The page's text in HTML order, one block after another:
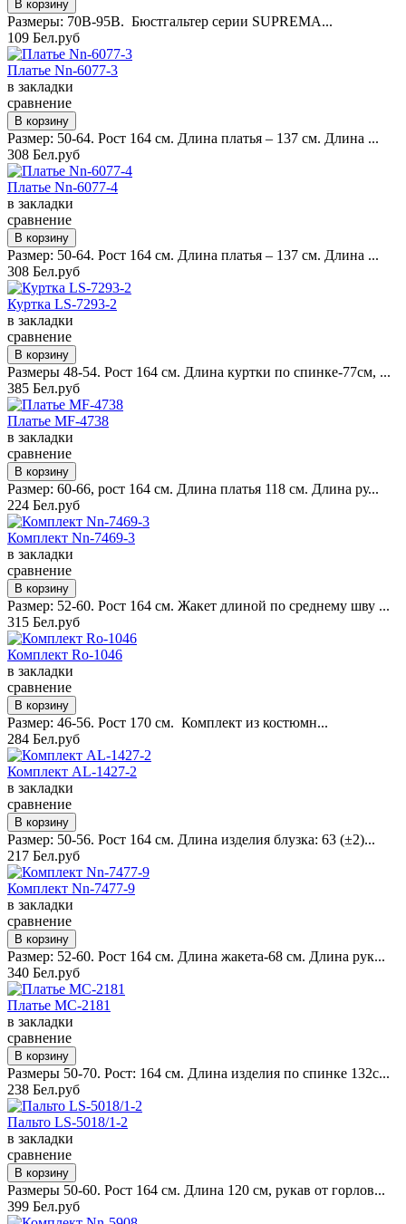
Размеры: 70B-95B. Бюстгальтер серии SUPREMA...
109 Бел.руб
Платье Nn-6077-3
в закладки
сравнение
Размер: 50-64. Рост 164 см. Длина платья – 137 см. Длина ...
308 Бел.руб
Платье Nn-6077-4
в закладки
сравнение
Размер: 50-64. Рост 164 см. Длина платья – 137 см. Длина ...
308 Бел.руб
Куртка LS-7293-2
в закладки
сравнение
Размеры 48-54. Рост 164 см. Длина куртки по спинке-77см, ...
385 Бел.руб
Платье MF-4738
в закладки
сравнение
Размер: 60-66, рост 164 см. Длина платья 118 см. Длина ру...
224 Бел.руб
Комплект Nn-7469-3
в закладки
сравнение
Размер: 52-60. Рост 164 см. Жакет длиной по среднему шву ...
315 Бел.руб
Комплект Ro-1046
в закладки
сравнение
Размер: 46-56. Рост 170 см. Комплект из костюмн...
284 Бел.руб
Комплект AL-1427-2
в закладки
сравнение
Размер: 50-56. Рост 164 см. Длина изделия блузка: 63 (±2)...
217 Бел.руб
Комплект Nn-7477-9
в закладки
сравнение
Размер: 52-60. Рост 164 см. Длина жакета-68 см. Длина рук...
340 Бел.руб
Платье MC-2181
в закладки
сравнение
Размеры 50-70. Рост: 164 см. Длина изделия по спинке 132с...
238 Бел.руб
Пальто LS-5018/1-2
в закладки
сравнение
Размеры 50-60. Рост 164 см. Длина 120 см, рукав от горлов...
399 Бел.руб